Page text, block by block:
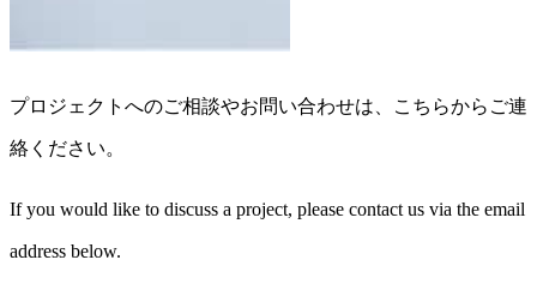
プロジェクトへのご相談やお問い合わせは、こちらからご連
絡ください。
If you would like to discuss a project, please contact us via the email
address below.